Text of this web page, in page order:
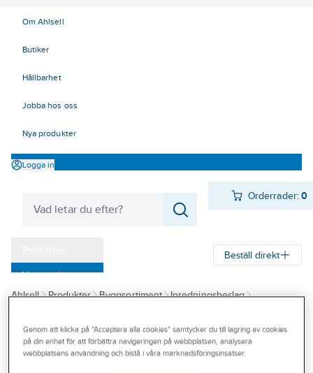
Om Ahlsell
Butiker
Hållbarhet
Jobba hos oss
Nya produkter
Logga in
Orderrader:0
Varumärken
Kampanjer
Outlet
Branscher
Beställ direkt
Ahlsell Produkter Byggsortiment
Inredningsbeslag
ELFA
Konsol Elfa
Genom att klicka på "Acceptera alla cookies" samtycker du till lagring av cookies
på din enhet för att förbättra navigeringen på webbplatsen, analysera
webbplatsens användning och bistå i våra marknadsföringsinsatser.